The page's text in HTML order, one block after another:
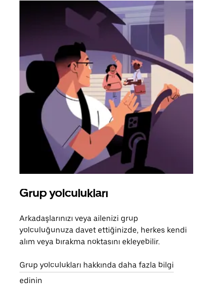
Grup yolculukları
Arkadaşlarınızı veya ailenizi grup
yolculuğunuza davet ettiğinizde, herkes kendi
alım veya bırakma noktasını ekleyebilir.
Grup yolculukları hakkında daha fazla bilgi
edinin